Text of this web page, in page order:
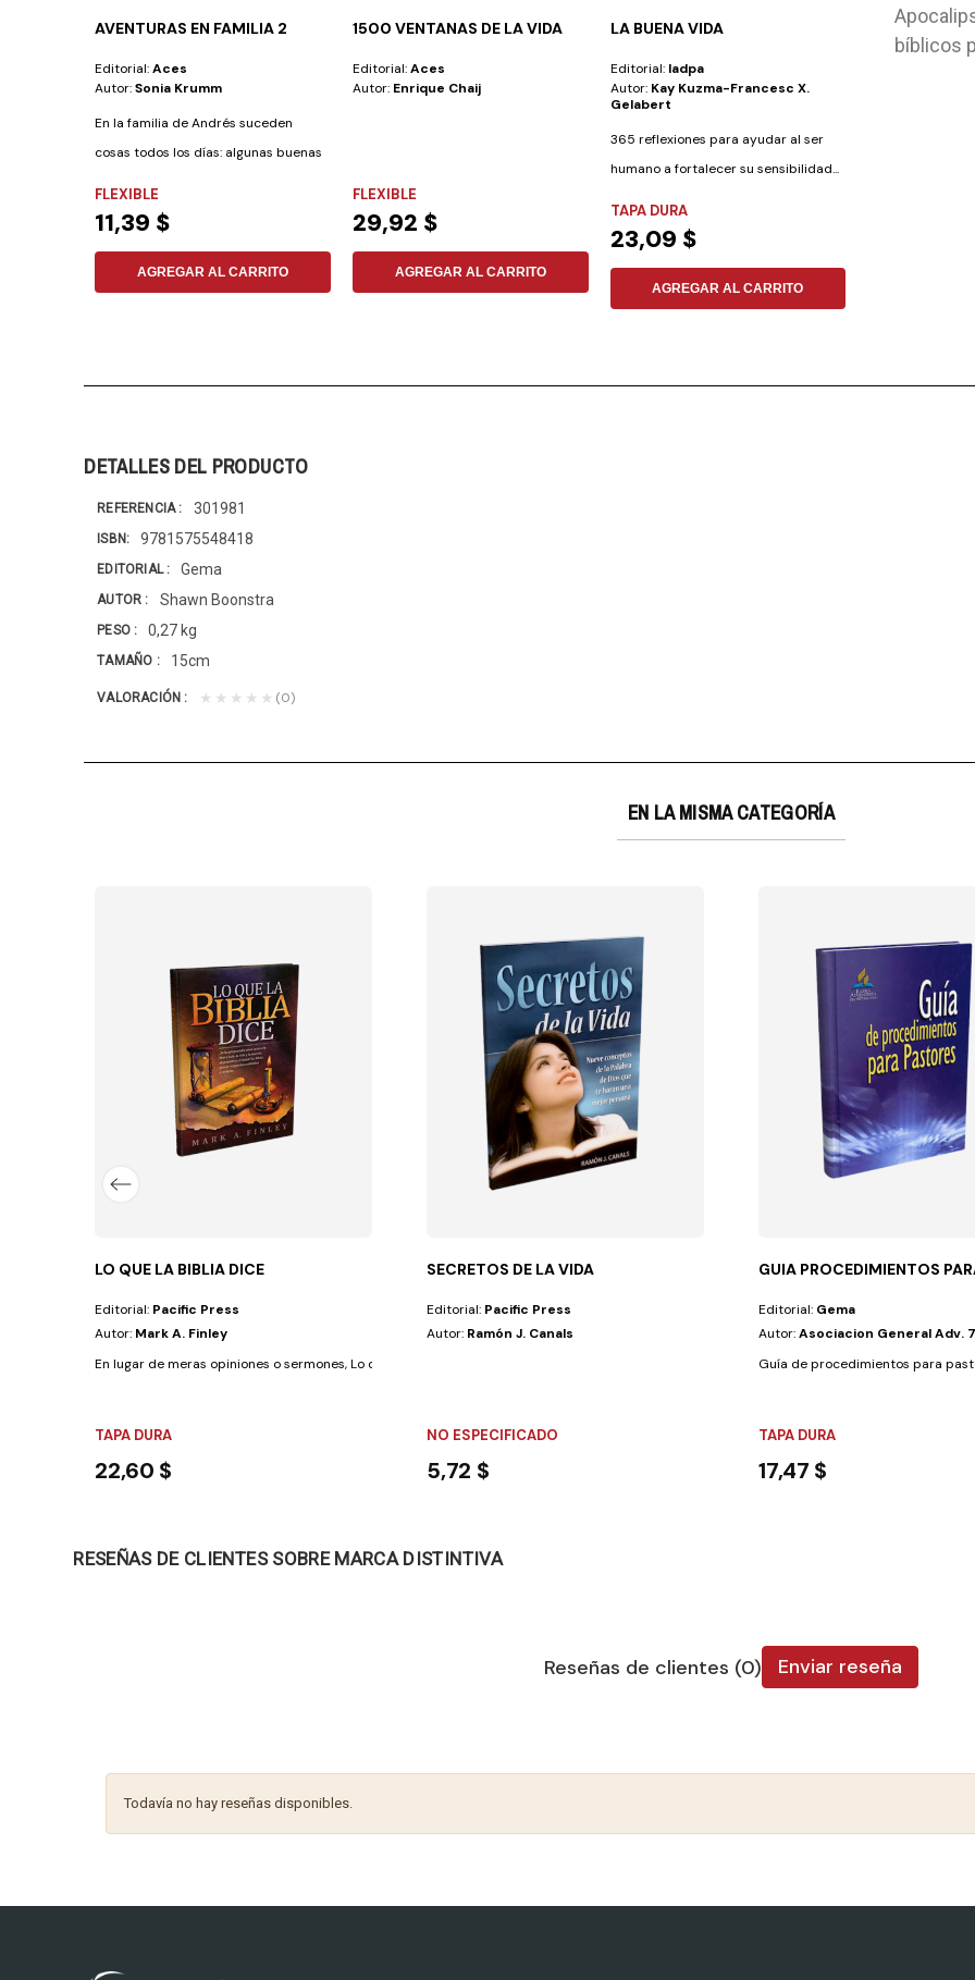
AVENTURAS EN FAMILIA 2
Editorial:Aces
Autor:Sonia Krumm
En la familia de Andrés suceden
cosas todos los días: algunas buenas
FLEXIBLE
11,39 $
AGREGAR AL CARRITO
1500 VENTANAS DE LA VIDA
Editorial:Aces
Autor: Enrique Chaij
FLEXIBLE
29,92 $
AGREGAR AL CARRITO
LA BUENA VIDA
Editorial: Iadpa
Autor: Kay Kuzma-Francesc X.
Gelabert
365 reflexiones para ayudar al ser
humano a fortalecer su sensibilidad...
TAPA DURA
23,09 $
AGREGAR AL CARRITO
NUEVOS
CUNAbíblicos
DETALLES DEL PRODUCTO
REFERENCIA 301981
ISBN 9781575548418
EDITORIAL Gema
AUTOR Shawn Boonstra
PESO 0,27 kg
TAMAÑO 15cm
VALORACIÓN ★★★★★ (0)
EN LA MISMA CATEGORÍA
nuestros días. Crisis financieras y...
LO QUE LA BIBLIA DICE
Editorial: Pacific Press
Autor: Mark A. Finley
En lugar de meras opiniones o sermones, Lo que la Biblia dice ha sido preparado...
TAPA DURA
22,60 $
SECRETOS DE LA VIDA
Editorial: Pacific Press
Autor: Ramón J. Canals
NO ESPECIFICADO
5,72 $
GUIA PROCEDIMIENTOS
Editorial: Gema
Autor:Asociacion General Adv.
Guía de procedimientos para
TAPA DURA
17,47 $
RESEÑAS DE CLIENTES SOBRE MARCA DISTINTIVA
Reseñas de clientes (0) Enviar reseña
Todavía no hay reseñas disponibles.